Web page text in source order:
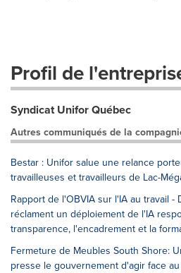
Profil de
Syndicat Unifor Québec
Autres communiqués de la
Bestar : Unifor salue une relance
travailleuses et travailleurs de Lac-
Rapport de l'OBVIA sur l'IA au travail
réclament un déploiement de l'IA
transparence, l'encadrement et la
Fermeture de Meubles South Shore:
presse le gouvernement d'agir face